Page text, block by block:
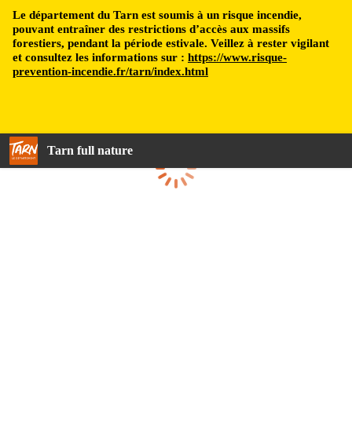
Le département du Tarn est soumis à un risque incendie,
pouvant entraîner des restrictions d’accès aux massifs
forestiers, pendant la période estivale. Veillez à rester vigilant
et consultez les informations sur : https://www.risque-
prevention-incendie.fr/tarn/index.html
Tarn full nature
Loading